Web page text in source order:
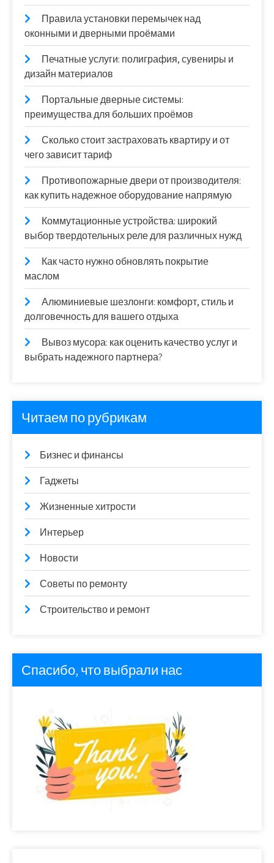
Правила установки перемычек над
оконными и дверными проёмами
Печатные услуги: полиграфия, сувениры и
дизайн материалов
Портальные дверные системы:
преимущества для больших проёмов
Сколько стоит застраховать квартиру и от
чего зависит тариф
Противопожарные двери от производителя:
как купить надежное оборудование напрямую
Коммутационные устройства: широкий
выбор твердотельных реле для различных нужд
Как часто нужно обновлять покрытие
маслом
Алюминиевые шезлонги: комфорт, стиль и
долговечность для вашего отдыха
Вывоз мусора: как оценить качество услуг и
выбрать надежного партнера?
Читаем по рубрикам
Бизнес и финансы
Гаджеты
Жизненные хитрости
Интерьер
Новости
Советы по ремонту
Строительство и ремонт
Спасибо, что выбрали нас